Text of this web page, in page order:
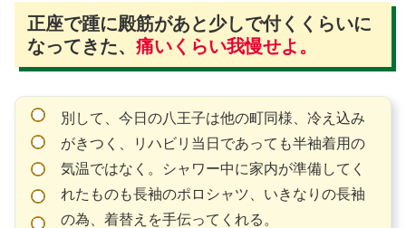
正座で踵に殿筋があと少しで付くくらいに
なってきた、 痛いくらい我慢せよ。
別して、今日の八王子は他の町同様、冷え込み
がきつく、リハビリ当日であっても半袖着用の
気温ではなく。シャワー中に家内が準備してく
れたものも長袖のポロシャツ、いきなりの長袖
の為、着替えを手伝ってくれる。